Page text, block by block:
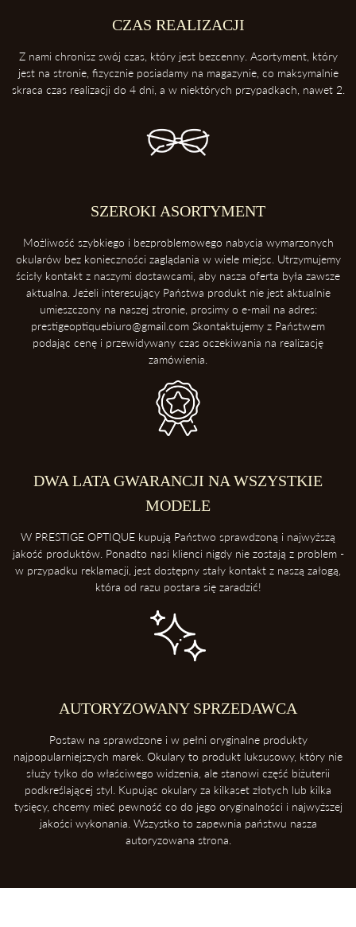
Etui ochroni twoje okulary przed uderzeniami oraz kurzem.
Dzięki temu ochronisz soczewki przed porysowaniem.
4. Unikaj kontaktu z wysokimi temperaturami
źródeł ciepła takich, jak deska rozdzielcza samochodu. Soczewki
5. Ściąganie okularów
CZAS REALIZACJI
Z nami chronisz swój czas, który jest bezcenny. Asortyment, który
jest na stronie, fizycznie posiadamy na magazynie, co maksymalnie
skraca czas realizacji do 4 dni, a w niektórych przypadkach, nawet 2.
SZEROKI ASORTYMENT
Możliwość szybkiego i bezproblemowego nabycia wymarzonych
okularów bez konieczności zaglądania w wiele miejsc. Utrzymujemy
ścisły kontakt z naszymi dostawcami, aby nasza oferta była zawsze
aktualna. Jeżeli interesujący Państwa produkt nie jest aktualnie
umieszczony na naszej stronie, prosimy o e-mail na adres:
prestigeoptiquebiuro@gmail.com Skontaktujemy z Państwem
podając cenę i przewidywany czas oczekiwania na realizację
zamówienia.
DWA LATA GWARANCJI NA WSZYSTKIE
MODELE
W PRESTIGE OPTIQUE kupują Państwo sprawdzoną i najwyższą
jakość produktów. Ponadto nasi klienci nigdy nie zostają z problem -
w przypadku reklamacji, jest dostępny stały kontakt z naszą załogą,
która od razu postara się zaradzić!
AUTORYZOWANY SPRZEDAWCA
Postaw na sprawdzone i w pełni oryginalne produkty
najpopularniejszych marek. Okulary to produkt luksusowy, który nie
służy tylko do właściwego widzenia, ale stanowi część biżuterii
podkreślającej styl. Kupując okulary za kilkaset złotych lub kilka
tysięcy, chcemy mieć pewność co do jego oryginalności i najwyższej
jakości wykonania. Wszystko to zapewnia państwu nasza
autoryzowana strona.